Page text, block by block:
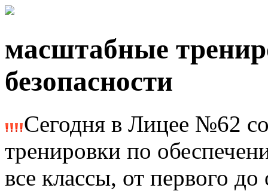
масштабные
безопасности
Сегодня в Лицее №62
тренировки по
все классы, от первого